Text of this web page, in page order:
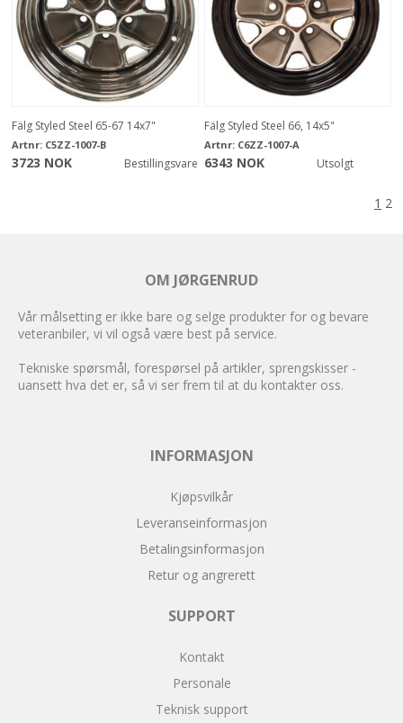
Fälg Styled Steel 65-67 14x7"
Artnr: C5ZZ-1007-B
3723 NOK Bestillingsvare
Fälg Styled Steel 66, 14x5"
Artnr: C6ZZ-1007-A
6343 NOK Utsolgt
1 2
OM JØRGENRUD
Vår målsetting er ikke bare og selge produkter for og bevare
veteranbiler, vi vil også være best på service.
Tekniske spørsmål, forespørsel på artikler, sprengskisser -
uansett hva det er, så vi ser frem til at du kontakter oss.
INFORMASJON
Kjøpsvilkår
Leveranseinformasjon
Betalingsinformasjon
Retur og angrerett
SUPPORT
Kontakt
Personale
Teknisk support